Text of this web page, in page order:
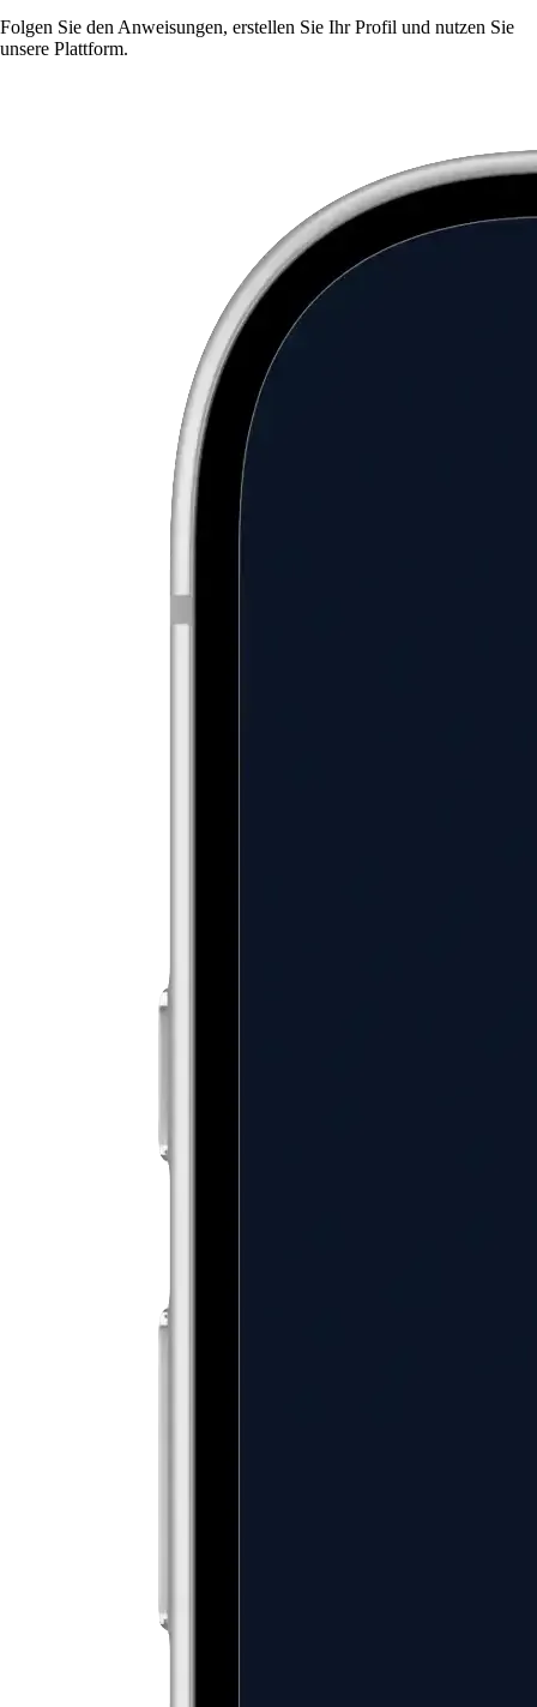
Folgen Sie den Anweisungen, erstellen Sie Ihr Profil und nutzen Sie
unsere Plattform.